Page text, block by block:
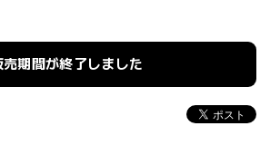
売期間が終了しました